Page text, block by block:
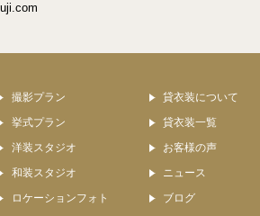
撮影プラン
挙式プラン
洋装スタジオ
和装スタジオ
ロケーションフォト
貸衣装について
貸衣装一覧
お客様の声
ニュース
ブログ